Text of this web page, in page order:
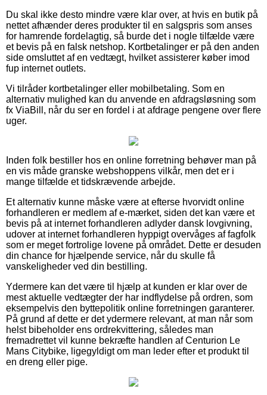
Du skal ikke desto mindre være klar over, at hvis en butik på
nettet afhænder deres produkter til en salgspris som anses
for hamrende fordelagtig, så burde det i nogle tilfælde være
et bevis på en falsk netshop. Kortbetalinger er på den anden
side omsluttet af en vedtægt, hvilket assisterer køber imod
fup internet outlets.
Vi tilråder kortbetalinger eller mobilbetaling. Som en
alternativ mulighed kan du anvende en afdragsløsning som
fx ViaBill, når du ser en fordel i at afdrage pengene over flere
uger.
Inden folk bestiller hos en online forretning behøver man på
en vis måde granske webshoppens vilkår, men det er i
mange tilfælde et tidskrævende arbejde.
Et alternativ kunne måske være at efterse hvorvidt online
forhandleren er medlem af e-mærket, siden det kan være et
bevis på at internet forhandleren adlyder dansk lovgivning,
udover at internet forhandleren hyppigt overvåges af fagfolk
som er meget fortrolige lovene på området. Dette er desuden
din chance for hjælpende service, når du skulle få
vanskeligheder ved din bestilling.
Ydermere kan det være til hjælp at kunden er klar over de
mest aktuelle vedtægter der har indflydelse på ordren, som
eksempelvis den byttepolitik online forretningen garanterer.
På grund af dette er det ydermere relevant, at man når som
helst bibeholder ens ordrekvittering, således man
fremadrettet vil kunne bekræfte handlen af Centurion Le
Mans Citybike, ligegyldigt om man leder efter et produkt til
en dreng eller pige.